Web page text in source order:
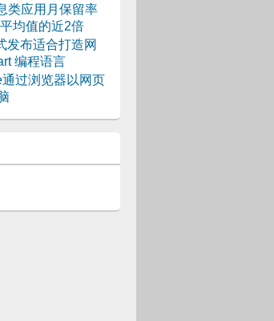
类应用月保留率
均值的近2倍
发布适合打造网
编程语言
过浏览器以网页